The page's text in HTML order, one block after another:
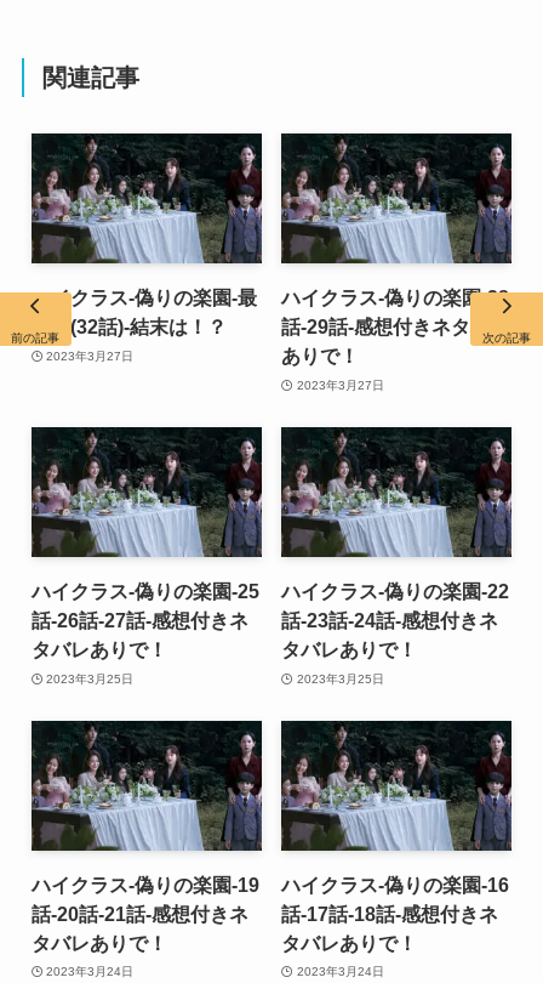
関連記事
ハイクラス-偽りの楽園-最
終回(32話)-結末は！？
2023年3月27日
ハイクラス-偽りの楽園-28
話-29話-感想付きネタバレ
ありで！
2023年3月27日
ハイクラス-偽りの楽園-25
話-26話-27話-感想付きネ
タバレありで！
2023年3月25日
ハイクラス-偽りの楽園-22
話-23話-24話-感想付きネ
タバレありで！
2023年3月25日
ハイクラス-偽りの楽園-19
話-20話-21話-感想付きネ
タバレありで！
2023年3月24日
ハイクラス-偽りの楽園-16
話-17話-18話-感想付きネ
タバレありで！
2023年3月24日
前の記事 次の記事